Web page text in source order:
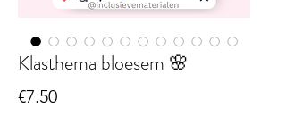
Klasthema bloesem 🌸
€7.50Prijs